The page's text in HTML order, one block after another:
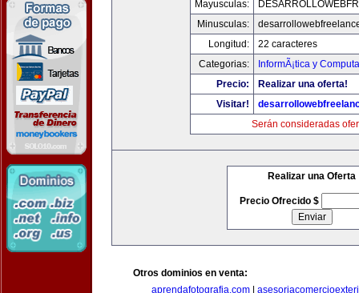
Mayusculas:
Minusculas:
Longitud:
22 caracteres
Categorias:
InformÃ¡tica y
Precio:
Realizar una oferta!
Visitar!
Serán consideradas
Realizar una Oferta
Precio Ofrecido $
Otros dominios en venta:
aprendafotografia.com